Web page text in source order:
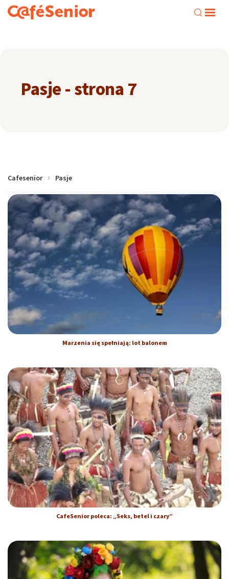
Pasje - strona 7
Cafesenior Pasje
Marzenia się spełniają: lot balonem
CafeSenior poleca: „Seks, betel i czary”